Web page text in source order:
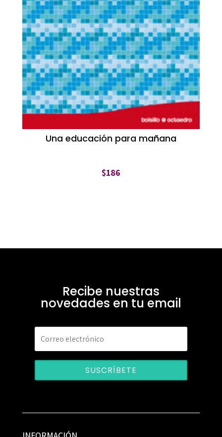
Una educación para mañana
$186
Recibe nuestras
novedades en tu email
SUSCRÍBETE